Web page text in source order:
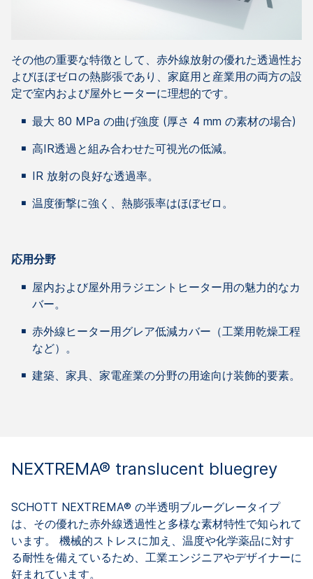
その他の重要な特徴として、赤外線放射の優れた透過性お
よびほぼゼロの熱膨張であり、家庭用と産業用の両方の設
定で室内および屋外ヒーターに理想的です。
最大 80 MPa の曲げ強度 (厚さ 4 mm の素材の場合)
高IR透過と組み合わせた可視光の低減。
IR 放射の良好な透過率。
温度衝撃に強く、熱膨張率はほぼゼロ。
応用分野
屋内および屋外用ラジエントヒーター用の魅力的なカ
バー。
赤外線ヒーター用グレア低減カバー（工業用乾燥工程
など）。
建築、家具、家電産業の分野の用途向け装飾的要素。
NEXTREMA® translucent bluegrey
SCHOTT NEXTREMA® の半透明ブルーグレータイプ
は、その優れた赤外線透過性と多様な素材特性で知られて
います。 機械的ストレスに加え、温度や化学薬品に対す
る耐性を備えているため、工業エンジニアやデザイナーに
好まれています。